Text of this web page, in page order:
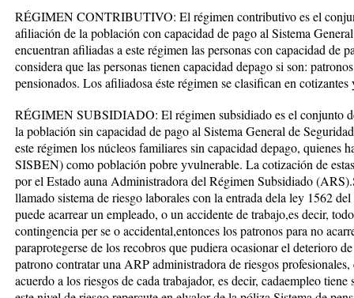
RÉGIMEN CONTRIBUTIVO: El régimen contributivo es el
afiliación de la población con capacidad de pago al Sistema
encuentran afiliadas a este régimen las personas con capacidad de
considera que las personas tienen capacidad depago si son:
pensionados. Los afiliadosa éste régimen se clasifican en
RÉGIMEN SUBSIDIADO: El régimen subsidiado es el conjunto
la población sin capacidad de pago al Sistema General de
este régimen los núcleos familiares sin capacidad depago, quienes
SISBEN) como población pobre yvulnerable. La cotización de
por el Estado auna Administradora del Régimen Subsidiado
llamado sistema de riesgo laborales con la entrada dela ley 1562
puede acarrear un empleado, o un accidente de trabajo,es decir,
contingencia per se o accidental,entonces los patronos para no
paraprotegerse de los recobros que pudiera ocasionar el deterioro
patrono contratar una ARP administradora de riesgos
acuerdo a los riesgos de cada trabajador, es decir, cadaempleo